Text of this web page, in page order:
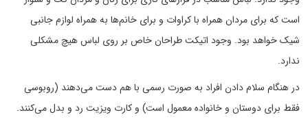
است که برای مردان همراه با کراوات و برای خانم‌ها به همراه لوازم جانبی
شیک خواهد بود. وجود اتیکت طراحان خاص بر روی لباس هیچ مشکلی
ندارد.
در هنگام سلام دادن افراد به صورت رسمی با هم دست می‌دهند (روبوسی
فقط برای دوستان و خانواده معمول است) و کارت ویزیت رد و بدل می‌کنند.